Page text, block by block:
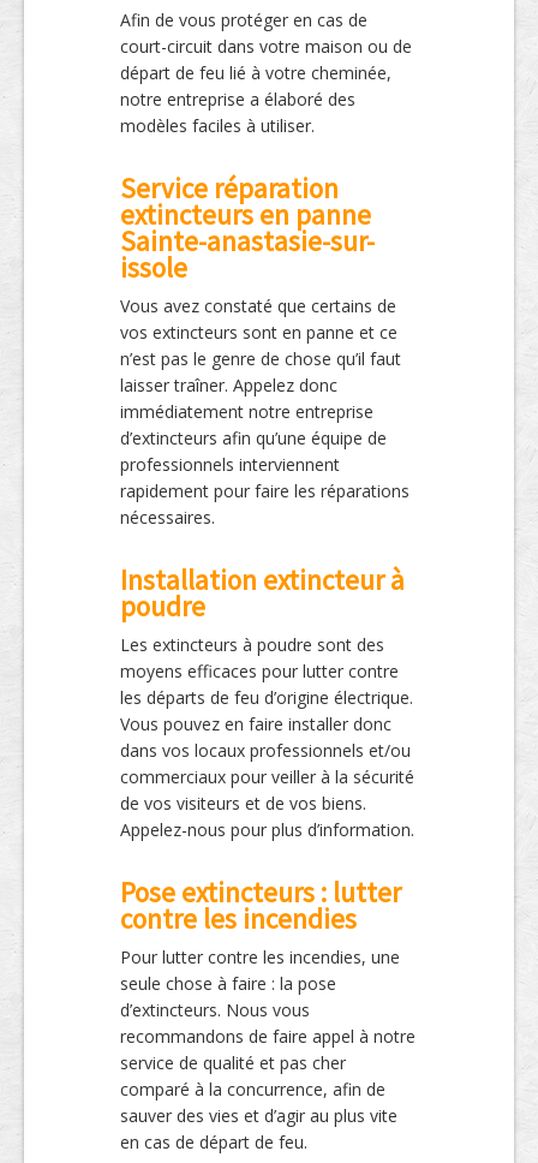
Afin de vous protéger en cas de
court-circuit dans votre maison ou de
départ de feu lié à votre cheminée,
notre entreprise a élaboré des
modèles faciles à utiliser.
Service réparation
extincteurs en panne
Sainte-anastasie-sur-
issole
Vous avez constaté que certains de
vos extincteurs sont en panne et ce
n’est pas le genre de chose qu’il faut
laisser traîner. Appelez donc
immédiatement notre entreprise
d’extincteurs afin qu’une équipe de
professionnels interviennent
rapidement pour faire les réparations
nécessaires.
Installation extincteur à
poudre
Les extincteurs à poudre sont des
moyens efficaces pour lutter contre
les départs de feu d’origine électrique.
Vous pouvez en faire installer donc
dans vos locaux professionnels et/ou
commerciaux pour veiller à la sécurité
de vos visiteurs et de vos biens.
Appelez-nous pour plus d’information.
Pose extincteurs : lutter
contre les incendies
Pour lutter contre les incendies, une
seule chose à faire : la pose
d’extincteurs. Nous vous
recommandons de faire appel à notre
service de qualité et pas cher
comparé à la concurrence, afin de
sauver des vies et d’agir au plus vite
en cas de départ de feu.